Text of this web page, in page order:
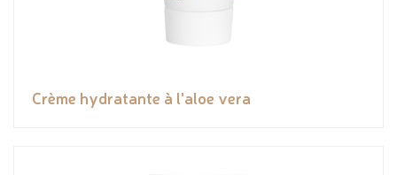
Crème hydratante à l'aloe vera